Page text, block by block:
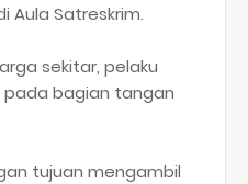
Aula Satreskrim.
sekitar, pelaku
pada bagian tangan
tujuan mengambil